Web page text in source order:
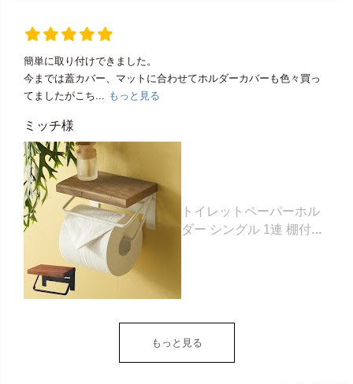
簡単に取り付けできました。
今までは蓋カバー、マットに合わせてホルダーカバーも色々買っ
てましたがこち...
もっと見る
ミッチ様
トイレットペーパーホル
ダー シングル 1連 棚付き
ダー 収納 DIY アンティー
ク ヴィンテージ ナチュラ
もっと見る